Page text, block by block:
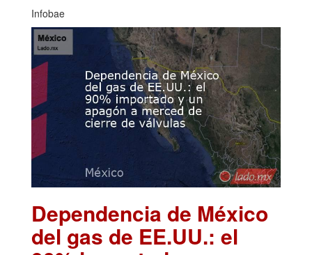
Infobae
Dependencia de México
del gas de EE.UU.: el